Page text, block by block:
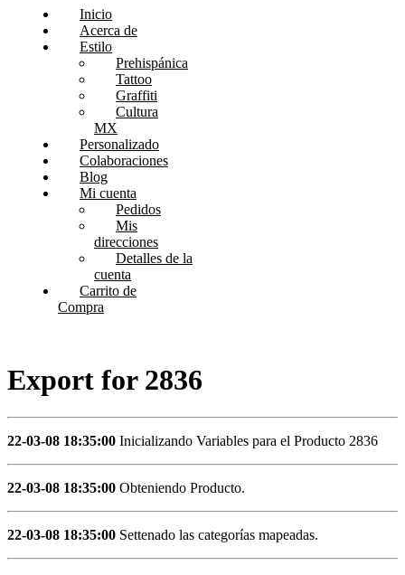
Inicio
Acerca de
Estilo
Prehispánica
Tattoo
Graffiti
Cultura
MX
Personalizado
Colaboraciones
Blog
Mi cuenta
Pedidos
Mis
direcciones
Detalles de la
cuenta
Carrito de
Compra
Export for 2836
22-03-08 18:35:00 Inicializando Variables para el Producto 2836
22-03-08 18:35:00 Obteniendo Producto.
22-03-08 18:35:00 Settenado las categorías mapeadas.